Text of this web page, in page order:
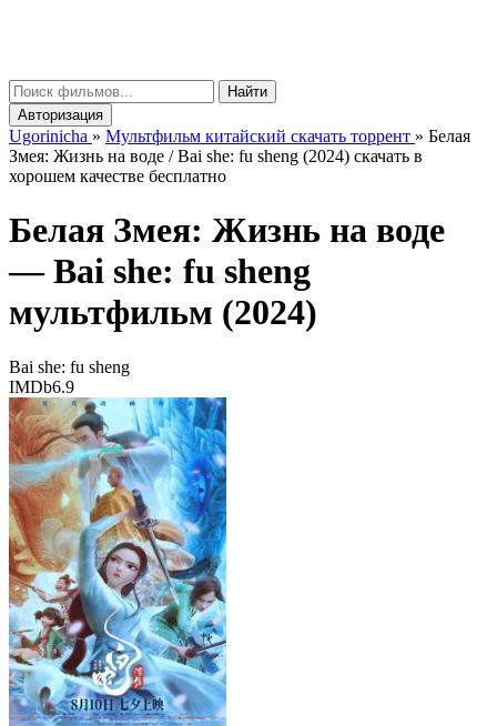
Найти
Авторизация
Ugorinicha » Мультфильм китайский скачать торрент » Белая
Змея: Жизнь на воде / Bai she: fu sheng (2024) скачать в
хорошем качестве бесплатно
Белая Змея: Жизнь на воде
—Bai she: fu sheng
мультфильм (2024)
Bai she: fu sheng
IMDb6.9